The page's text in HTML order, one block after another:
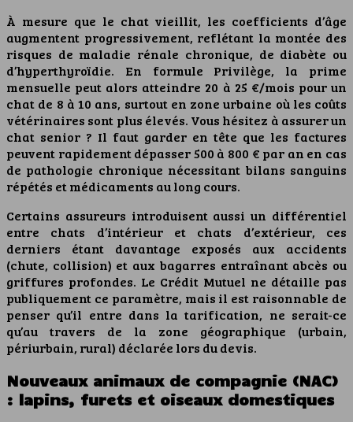
À mesure que le chat vieillit, les coefficients d’âge
augmentent progressivement, reflétant la montée des
risques de maladie rénale chronique, de diabète ou
d’hyperthyroïdie. En formule Privilège, la prime
mensuelle peut alors atteindre 20 à 25 €/mois pour un
chat de 8 à 10 ans, surtout en zone urbaine où les coûts
vétérinaires sont plus élevés. Vous hésitez à assurer un
chat senior ? Il faut garder en tête que les factures
peuvent rapidement dépasser 500 à 800 € par an en cas
de pathologie chronique nécessitant bilans sanguins
répétés et médicaments au long cours.
Certains assureurs introduisent aussi un différentiel
entre chats d’intérieur et chats d’extérieur, ces
derniers étant davantage exposés aux accidents
(chute, collision) et aux bagarres entraînant abcès ou
griffures profondes. Le Crédit Mutuel ne détaille pas
publiquement ce paramètre, mais il est raisonnable de
penser qu’il entre dans la tarification, ne serait-ce
qu’au travers de la zone géographique (urbain,
périurbain, rural) déclarée lors du devis.
Nouveaux animaux de compagnie (NAC)
: lapins, furets et oiseaux domestiques